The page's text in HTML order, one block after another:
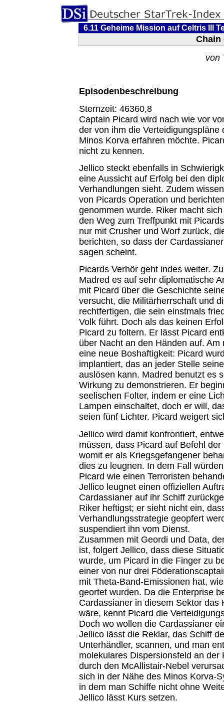
6.11 Geheime Mission auf Celtris III
Chain
von
Episodenbeschreibung
Sternzeit: 46360,8
Captain Picard wird nach wie vor
der von ihm die Verteidigungspläne
Minos Korva erfahren möchte.
nicht zu kennen.
Jellico steckt ebenfalls in
eine Aussicht auf Erfolg bei den
Verhandlungen sieht. Zudem
von Picards Operation und
genommen wurde. Riker macht
den Weg zum Treffpunkt mit
nur mit Crusher und Worf zurück,
berichten, so dass der
sagen scheint.
Picards Verhör geht indes weiter.
Madred es auf sehr diplomatische
mit Picard über die Geschichte
versucht, die Militärherrschaft und
rechtfertigen, die sein einstmals
Volk führt. Doch als das keinen
Picard zu foltern. Er lässt Picard
über Nacht an den Händen auf. Am
eine neue Boshaftigkeit: Picard
implantiert, das an jeder Stelle
auslösen kann. Madred benutzt es
Wirkung zu demonstrieren. Er
seelischen Folter, indem er eine
Lampen einschaltet, doch er will,
seien fünf Lichter. Picard weigert
Jellico wird damit konfrontiert,
müssen, dass Picard auf Befehl
womit er als Kriegsgefangener
dies zu leugnen. In dem Fall
Picard wie einen Terroristen
Jellico leugnet einen offiziellen
Cardassianer auf ihr Schiff
Riker heftigst; er sieht nicht ein,
Verhandlungsstrategie geopfert
suspendiert ihn vom Dienst.
Zusammen mit Geordi und Data,
ist, folgert Jellico, dass diese
wurde, um Picard in die Finger zu
einer von nur drei
mit Theta-Band-Emissionen hat,
geortet wurden. Da die Enterprise
Cardassianer in diesem Sektor das
wäre, kennt Picard die
Doch wo wollen die Cardassianer
Jellico lässt die Reklar, das Schiff
Unterhändler, scannen, und man
molekulares Dispersionsfeld an der
durch den McAllistair-Nebel
sich in der Nähe des Minos Korva-
in dem man Schiffe nicht ohne
Jellico lässt Kurs setzen.